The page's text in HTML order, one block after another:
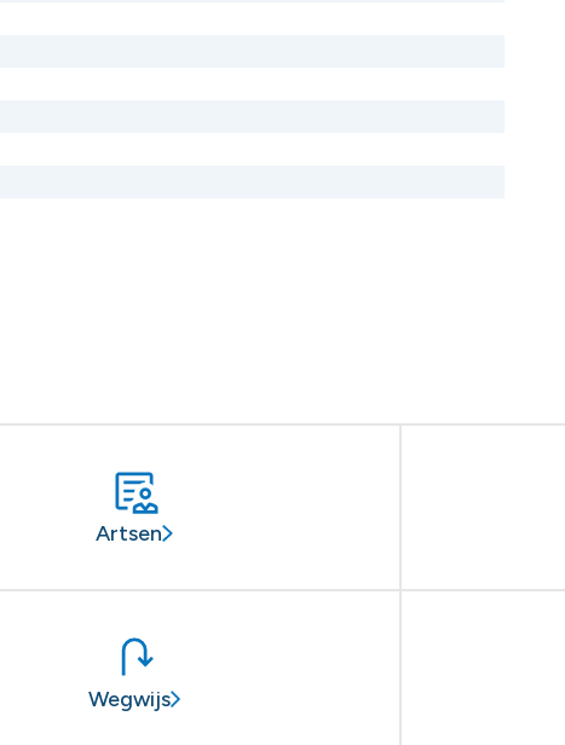
Artsen
Wegwijs